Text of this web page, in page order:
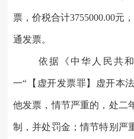
票，价税合计3755000.00元
通发票。
依据《中华人民共
一“【虚开发票罪】虚开本
他发票，情节严重的，处二
制，并处罚金；情节特别严